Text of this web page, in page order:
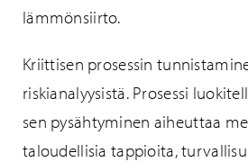
lämmönsiirto.
Kriittisen prosessin
riskianalyysistä. Prosessi
sen pysähtyminen aiheuttaa
taloudellisia tappioita,